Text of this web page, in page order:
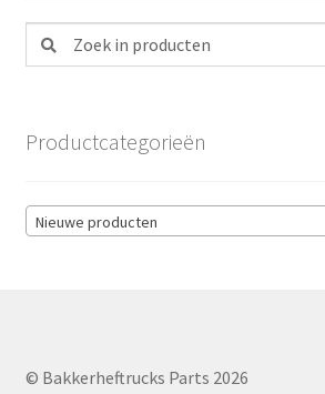
Productcategorieën
Nieuwe producten
© Bakkerheftrucks Parts 2026